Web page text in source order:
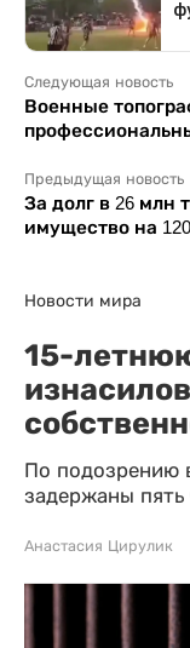
Следующая новость
Военные
Предыдущая новость
За долг в 26 млн
имущество на
Новости мира
15-
По подозрению
задержаны пять
Анастасия Цирулик